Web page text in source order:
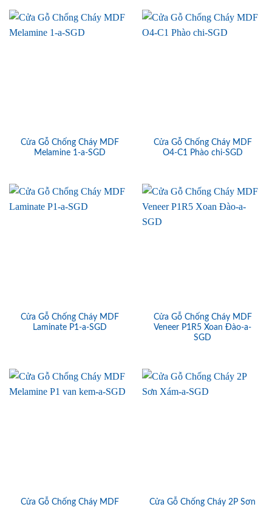
Cửa Gỗ Chống Cháy MDF
Melamine 1-a-SGD
Cửa Gỗ Chống Cháy MDF
O4-C1 Phào chi-SGD
Cửa Gỗ Chống Cháy MDF
Laminate P1-a-SGD
Cửa Gỗ Chống Cháy MDF
Veneer P1R5 Xoan Đào-a-
SGD
Cửa Gỗ Chống Cháy MDF
Cửa Gỗ Chống Cháy 2P Sơn